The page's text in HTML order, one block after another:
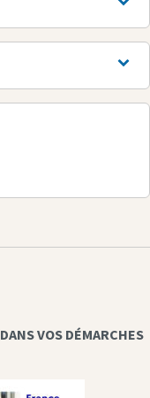
VOS DÉMARCHES